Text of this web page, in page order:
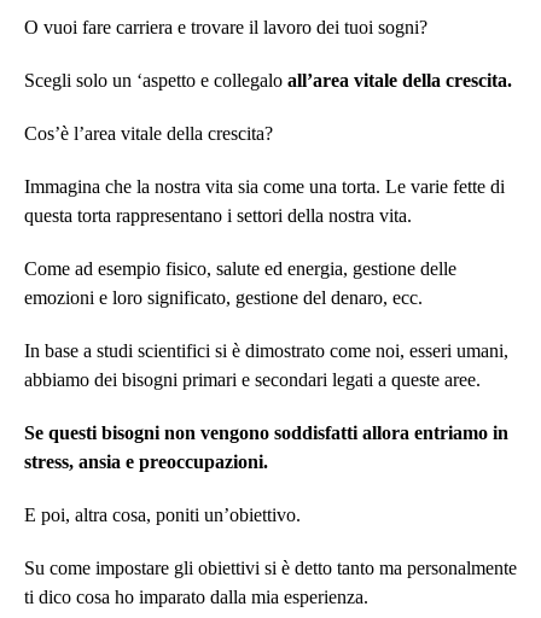
O vuoi fare carriera e trovare il lavoro dei tuoi sogni?
Scegli solo un ‘aspetto e collegalo all’area vitale della crescita.
Cos’è l’area vitale della crescita?
Immagina che la nostra vita sia come una torta. Le varie fette di
questa torta rappresentano i settori della nostra vita.
Come ad esempio fisico, salute ed energia, gestione delle
emozioni e loro significato, gestione del denaro, ecc.
In base a studi scientifici si è dimostrato come noi, esseri umani,
abbiamo dei bisogni primari e secondari legati a queste aree.
Se questi bisogni non vengono soddisfatti allora entriamo in
stress, ansia e preoccupazioni.
E poi, altra cosa, poniti un’obiettivo.
Su come impostare gli obiettivi si è detto tanto ma personalmente
ti dico cosa ho imparato dalla mia esperienza.